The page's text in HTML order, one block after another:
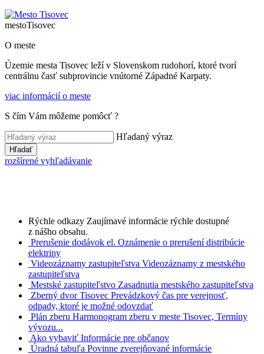
mestoTisovec
O meste
Územie mesta Tisovec leží v Slovenskom rudohorí, ktoré tvorí
centrálnu časť subprovincie vnútorné Západné Karpaty.
viac informácií o meste
S čím Vám môžeme pomôcť ?
Hľadaný výraz
Hľadať
rozšírené vyhľadávanie
Rýchle odkazy Zaujímavé informácie rýchle dostupné
z nášho obsahu.
Prerušenie dodávok el. Oznámenie o prerušení distribúcie
elektriny
Videozáznamy zastupiteľstva Videozáznamy z mestského
zastupiteľstva
Mestské zastupiteľstvo Zasadnutia mestského zastupiteľstva
Zberný dvor Tisovec Prevádzkový čas pre verejnosť,
odpady, ktoré je možné odovzdať
Plán zberu Harmonogram zberu v meste Tisovec, Termíny
vývozu...
Ako vybaviť Informácie pre občanov
Úradná tabuľa Povinne zverejňované informácie